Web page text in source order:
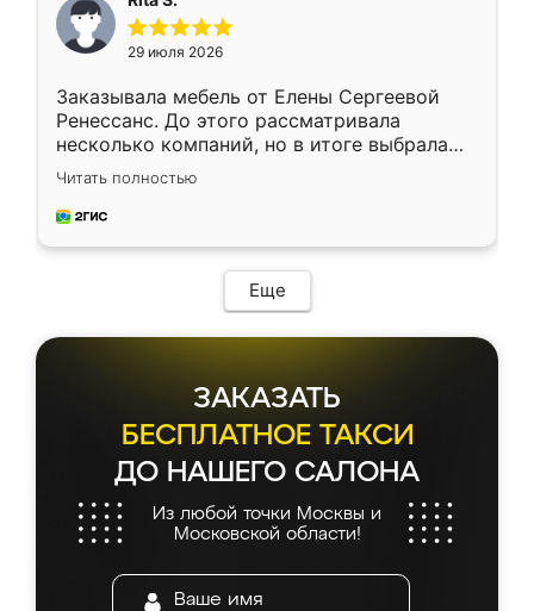
29 июля 2026
Заказывала мебель от Елены Сергеевой
Ренессанс. До этого рассматривала
несколько компаний, но в итоге выбрала
эту. Сначала обговорили условия, потом
приехал замерщик, всё спокойно объяснил
и снял размеры. Изготовили в срок, с
мебель сразу встала на свое место без
каких-либо доработок. Качеством осталась
довольна, все выглядит так, как и ожидала.
Читать полностью
Еще
ЗАКАЗАТЬ
БЕСПЛАТНОЕ ТАКСИ
ДО НАШЕГО САЛОНА
Из любой точки Москвы и
Московской области!